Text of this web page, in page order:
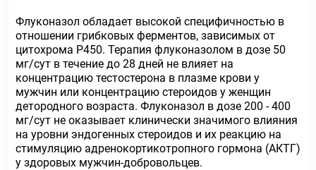
Флуконазол обладает высокой специфичностью в
отношении грибковых ферментов, зависимых от
цитохрома Р450. Терапия флуконазолом в дозе 50
мг/сут в течение до 28 дней не влияет на
концентрацию тестостерона в плазме крови у
мужчин или концентрацию стероидов у женщин
детородного возраста. Флуконазол в дозе 200 - 400
мг/сут не оказывает клинически значимого влияния
на уровни эндогенных стероидов и их реакцию на
стимуляцию адренокортикотропного гормона (АКТГ)
у здоровых мужчин-добровольцев.